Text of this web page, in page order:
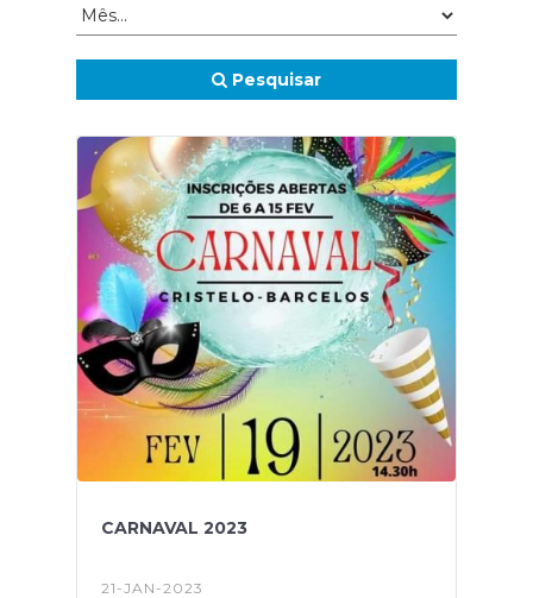
Pesquisar
CARNAVAL 2023
21-JAN-2023